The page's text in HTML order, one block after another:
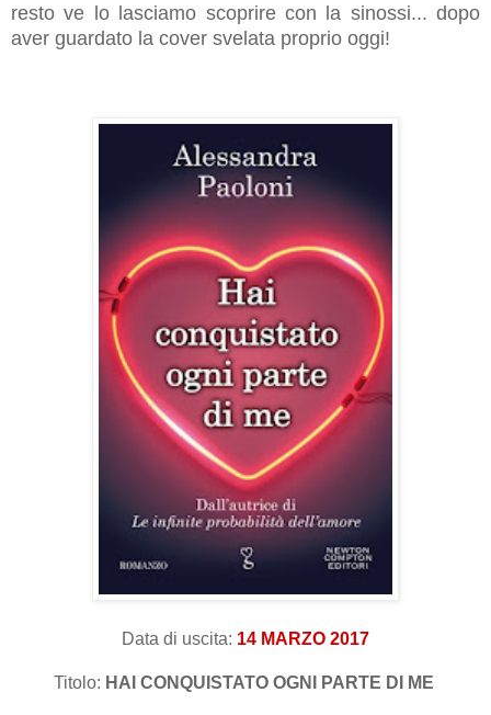
resto ve lo lasciamo scoprire con la sinossi... dopo
aver guardato la cover svelata proprio oggi!
Data di uscita: 14 MARZO 2017
Titolo: HAI CONQUISTATO OGNI PARTE DI ME